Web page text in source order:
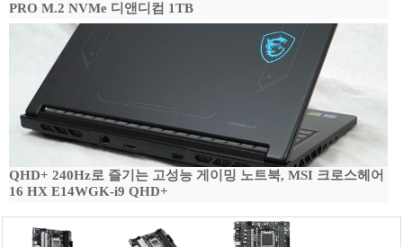
PRO M.2 NVMe 디앤디컴 1TB
QHD+ 240Hz로 즐기는 고성능 게이밍 노트북, MSI 크로스헤어
16 HX E14WGK-i9 QHD+